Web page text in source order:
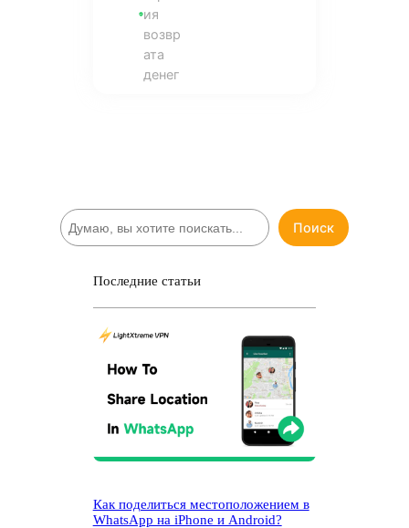
ия
возвр
ата
денег
П
о
Поиск
Последние статьи
Как поделиться местоположением в
WhatsApp на iPhone и Android?